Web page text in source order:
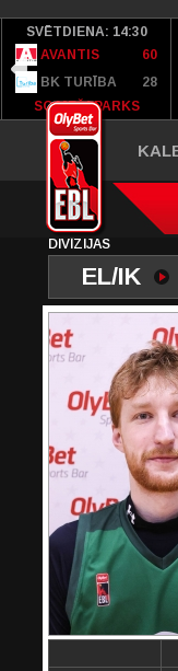
SVĒTDIENA: 14:30
AVANTIS
60
BK TURĪBA
28
SC MEŽAPARKS
DIVĪZIJAS
EL/IK